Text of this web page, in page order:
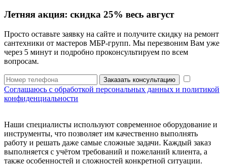
Летняя акция: скидка 25% весь август
Просто оставьте заявку на сайте и получите скидку на ремонт
сантехники от мастеров МБР-групп. Мы перезвоним Вам уже
через 5 минут и подробно проконсультируем по всем
вопросам.
Заказать консультацию
Соглашаюсь с обработкой персональных данных и политикой
конфиденциальности
Наши специалисты используют современное оборудование и
инструменты, что позволяет им качественно выполнять
работу и решать даже самые сложные задачи. Каждый заказ
выполняется с учётом требований и пожеланий клиента, а
также особенностей и сложностей конкретной ситуации.